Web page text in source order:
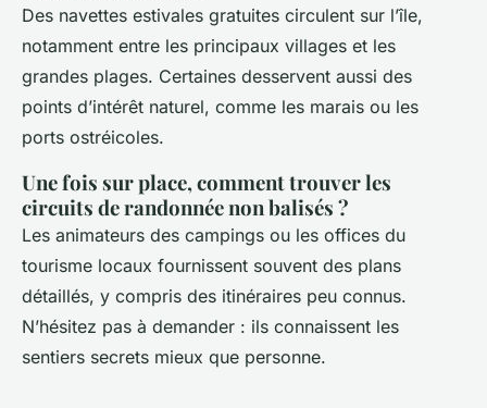
Des navettes estivales gratuites circulent sur l’île,
notamment entre les principaux villages et les
grandes plages. Certaines desservent aussi des
points d’intérêt naturel, comme les marais ou les
ports ostréicoles.
Une fois sur place, comment trouver les
circuits de randonnée non balisés ?
Les animateurs des campings ou les offices du
tourisme locaux fournissent souvent des plans
détaillés, y compris des itinéraires peu connus.
N’hésitez pas à demander : ils connaissent les
sentiers secrets mieux que personne.